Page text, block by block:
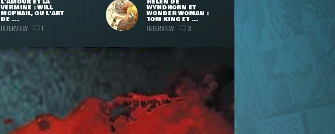
L'AMOUR ET LA
VERMINE : WILL
MCPHAIL, OU L'ART
DE ...
INTERVIEW 1
HELEN DE
WYNDHORN ET
WONDER WOMAN :
TOM KING ET ...
INTERVIEW 3